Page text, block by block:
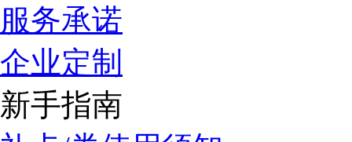
服务承诺
企业定制
新手指南